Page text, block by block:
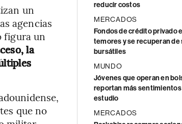
un
agencias
figura un
la
que no
reducir costos
MERCADOS
Fondos de crédito privado
temores y se recuperan de
bursátiles
MUNDO
Jóvenes que operan en
reportan más
estudio
MERCADOS